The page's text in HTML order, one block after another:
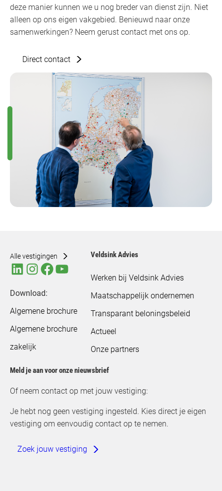
deze manier kunnen we u nog breder van dienst zijn. Niet
alleen op ons eigen vakgebied. Benieuwd naar onze
samenwerkingen? Neem gerust contact met ons op.
Direct contact
Alle vestigingen
Download:
Algemene brochure
Algemene brochure
zakelijk
Veldsink Advies
Werken bij Veldsink Advies
Maatschappelijk ondernemen
Transparant beloningsbeleid
Actueel
Onze partners
Meld je aan voor onze nieuwsbrief
Of neem contact op met jouw vestiging:
Je hebt nog geen vestiging ingesteld. Kies direct je eigen
vestiging om eenvoudig contact op te nemen.
Zoek jouw vestiging